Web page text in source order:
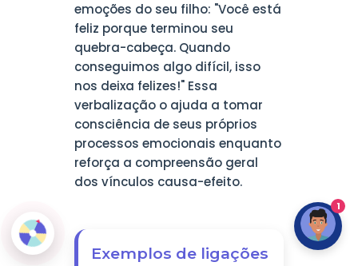
emoções do seu filho: "Você está
feliz porque terminou seu
quebra-cabeça. Quando
conseguimos algo difícil, isso
nos deixa felizes!" Essa
verbalização o ajuda a tomar
consciência de seus próprios
processos emocionais enquanto
reforça a compreensão geral
dos vínculos causa-efeito.
Exemplos de ligações
1